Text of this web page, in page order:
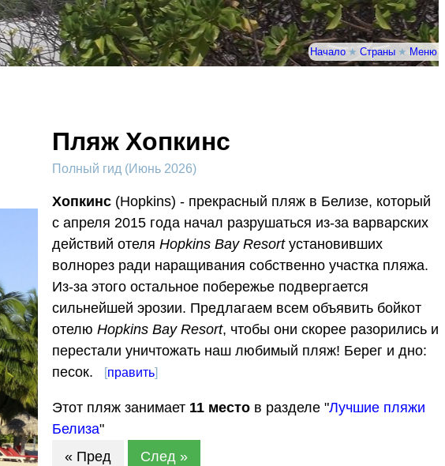
Начало★ Страны ★ Меню
Пляж Хопкинс
Полный гид (Июнь 2026)
Хопкинс(Hopkins) - прекрасный пляж в Белизе, который
с апреля 2015 года начал разрушаться из-за варварских
действий отеля Hopkins Bay Resortустановивших
волнорез ради наращивания собственно участка пляжа.
Из-за этого остальное побережье подвергается
сильнейшей эрозии. Предлагаем всем объявить бойкот
отелю Hopkins Bay Resort, чтобы они скорее разорились и
перестали уничтожать наш любимый пляж! Берег и дно:
песок.
[править]
Этот пляж занимает 11местов разделе "Лучшие пляжи
Белиза"
« Пред
След »